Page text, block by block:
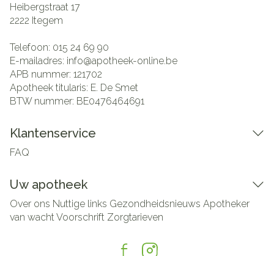
Heibergstraat 17
2222 Itegem
Telefoon: 015 24 69 90
E-mailadres: info@apotheek-online.be
APB nummer: 121702
Apotheek titularis: E. De Smet
BTW nummer: BE0476464691
Klantenservice
FAQ
Uw apotheek
Over ons Nuttige links Gezondheidsnieuws Apotheker
van wachtVoorschrift Zorgtarieven